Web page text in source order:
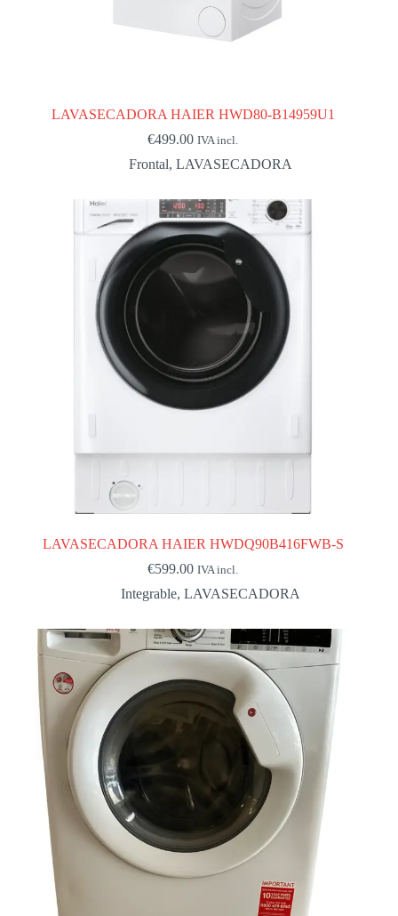
LAVASECADORA HAIER HWD80-B14959U1
€499.00 IVA incl.
Frontal,LAVASECADORA
LAVASECADORA HAIER HWDQ90B416FWB-S
€599.00 IVA incl.
Integrable,LAVASECADORA